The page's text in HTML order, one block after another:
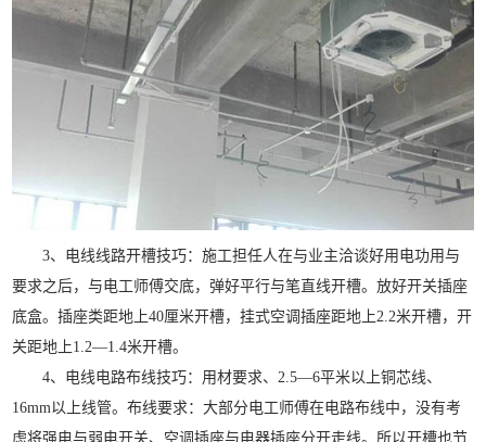
3、电线线路开槽技巧：施工担任人在与业主洽谈好用电功用与
要求之后，与电工师傅交底，弹好平行与笔直线开槽。放好开关插座
底盒。插座类距地上40厘米开槽，挂式空调插座距地上2.2米开槽，开
关距地上1.2—1.4米开槽。
4、电线电路布线技巧：用材要求、2.5—6平米以上铜芯线、
16mm以上线管。布线要求：大部分电工师傅在电路布线中，没有考
虑将强电与弱电开关、空调插座与电器插座分开走线。所以开槽也节